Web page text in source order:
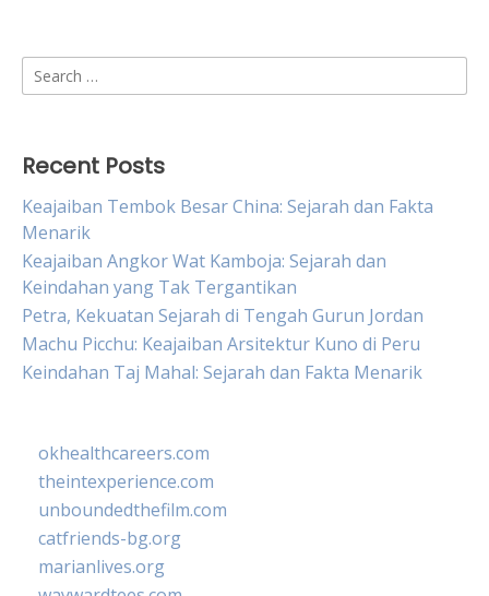
Search
for:
Recent Posts
Keajaiban Tembok Besar China: Sejarah dan Fakta
Menarik
Keajaiban Angkor Wat Kamboja: Sejarah dan
Keindahan yang Tak Tergantikan
Petra, Kekuatan Sejarah di Tengah Gurun Jordan
Machu Picchu: Keajaiban Arsitektur Kuno di Peru
Keindahan Taj Mahal: Sejarah dan Fakta Menarik
okhealthcareers.com
theintexperience.com
unboundedthefilm.com
catfriends-bg.org
marianlives.org